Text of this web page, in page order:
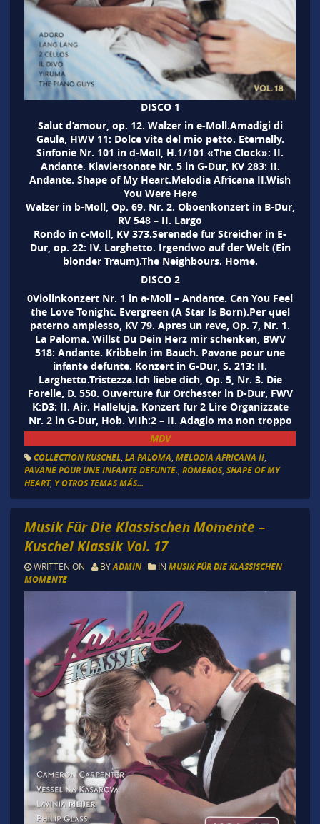
DISCO 1
Salut d’amour, op. 12. Walzer in e-Moll.Amadigi di
Gaula, HWV 11: Dolce vita del mio petto. Eternally.
Sinfonie Nr. 101 in d-Moll, H.1/101 «The Clock»: II.
Andante. Klaviersonate Nr. 5 in G-Dur, KV 283: II.
Andante. Shape of My Heart.Melodia Africana II.Wish
You Were Here
Walzer in b-Moll, Op. 69. Nr. 2. Oboenkonzert in B-Dur,
RV 548 – II. Largo
Rondo in c-Moll, KV 373.Serenade fur Streicher in E-
Dur, op. 22: IV. Larghetto. Irgendwo auf der Welt (Ein
blonder Traum).The Neighbours. Home.
DISCO 2
0Violinkonzert Nr. 1 in a-Moll – Andante. Can You Feel
the Love Tonight. Evergreen (A Star Is Born).Per quel
paterno amplesso, KV 79. Apres un reve, Op. 7, Nr. 1.
La Paloma. Willst Du Dein Herz mir schenken, BWV
518: Andante. Kribbeln im Bauch. Pavane pour une
infante defunte. Konzert in G-Dur, S. 213: II.
Larghetto.Tristezza.Ich liebe dich, Op. 5, Nr. 3. Die
Forelle, D. 550. Ouverture fur Orchester in D-Dur, FWV
K:D3: II. Air. Halleluja. Konzert fur 2 Lire Organizzate
Nr. 2 in G-Dur, Hob. VIIh:2 – II. Adagio ma non troppo
MDV
COLLECTION KUSCHEL, LA PALOMA MELODIA AFRICANA II,
PAVANE POUR UNE INFANTE DEFUNTE. ROMEROS, SHAPE OF MY
HEART, Y OTROS TEMAS MÁS...
Musik Für Die Klassischen Momente –
Kuschel Klassik Vol. 17
WRITTEN ON BYADMIN IN MUSIK FÜR DIE KLASSISCHEN
MOMENTE